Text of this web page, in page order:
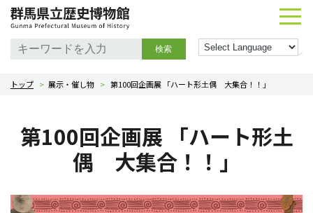
検索
トップ > 展示・催し物 > 第100回企画展 「ハート形土偶 大集合！！」
第100回企画展 「ハート形土
偶 大集合！！」